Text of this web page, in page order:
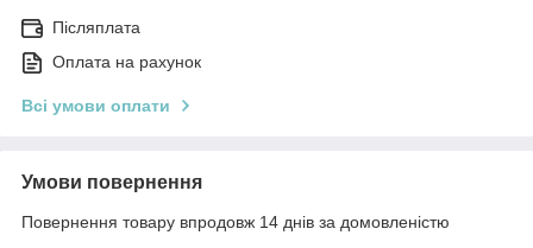
Післяплата
Оплата на рахунок
Всі умови оплати
Умови повернення
Повернення товару впродовж 14 днів за домовленістю